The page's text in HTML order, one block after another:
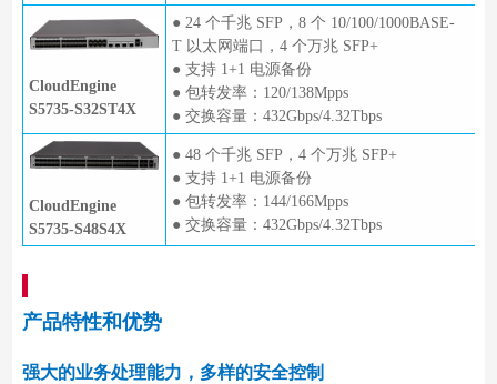
CloudEngine
S5735-S32ST4X
● 24 个千兆 SFP，8 个 10/100/1000BASE-
T 以太网端口，4 个万兆 SFP+
● 支持 1+1 电源备份
● 包转发率：120/138Mpps
● 交换容量：432Gbps/4.32Tbps
CloudEngine
S5735-S48S4X
● 48 个千兆 SFP，4 个万兆 SFP+
● 支持 1+1 电源备份
● 包转发率：144/166Mpps
● 交换容量：432Gbps/4.32Tbps
产品特性和优势
强大的业务处理能力，多样的安全控制